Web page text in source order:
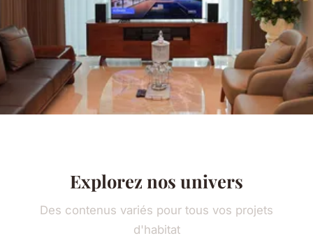
Explorez nos univers
Des contenus variés pour tous vos projets
d'habitat